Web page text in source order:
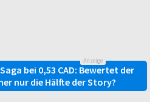
Anzeige
bei 0,53 CAD: Bewertet der
nur die Hälfte der Story?